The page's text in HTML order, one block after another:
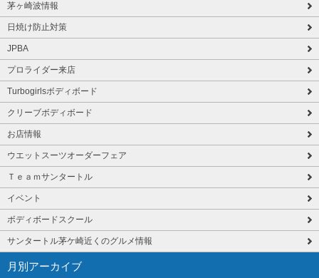
茅ヶ崎波情報
日焼け防止対策
JPBA
プロライダー来店
Turbogirlsボディボード
クリーブボディボード
お店情報
ウエットスーツオーダーフェア
Ｔｅａｍサンタートル
イベント
ボディボードスクール
サンタートル茅ケ崎近くのグルメ情報
月別アーカイブ